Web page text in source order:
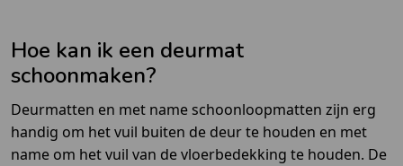
Hoe kan ik een deurmat
schoonmaken?
Deurmatten en met name schoonloopmatten zijn erg
handig om het vuil buiten de deur te houden en met
name om het vuil van de vloerbedekking te houden. De